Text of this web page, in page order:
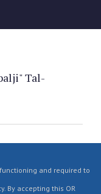
Tal-
and required to
By accepting this OR